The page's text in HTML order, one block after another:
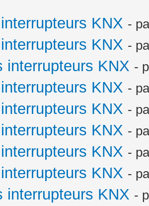
KNX -
KNX -
interrupteurs KNX -
KNX -
KNX -
KNX -
KNX -
KNX -
interrupteurs KNX -